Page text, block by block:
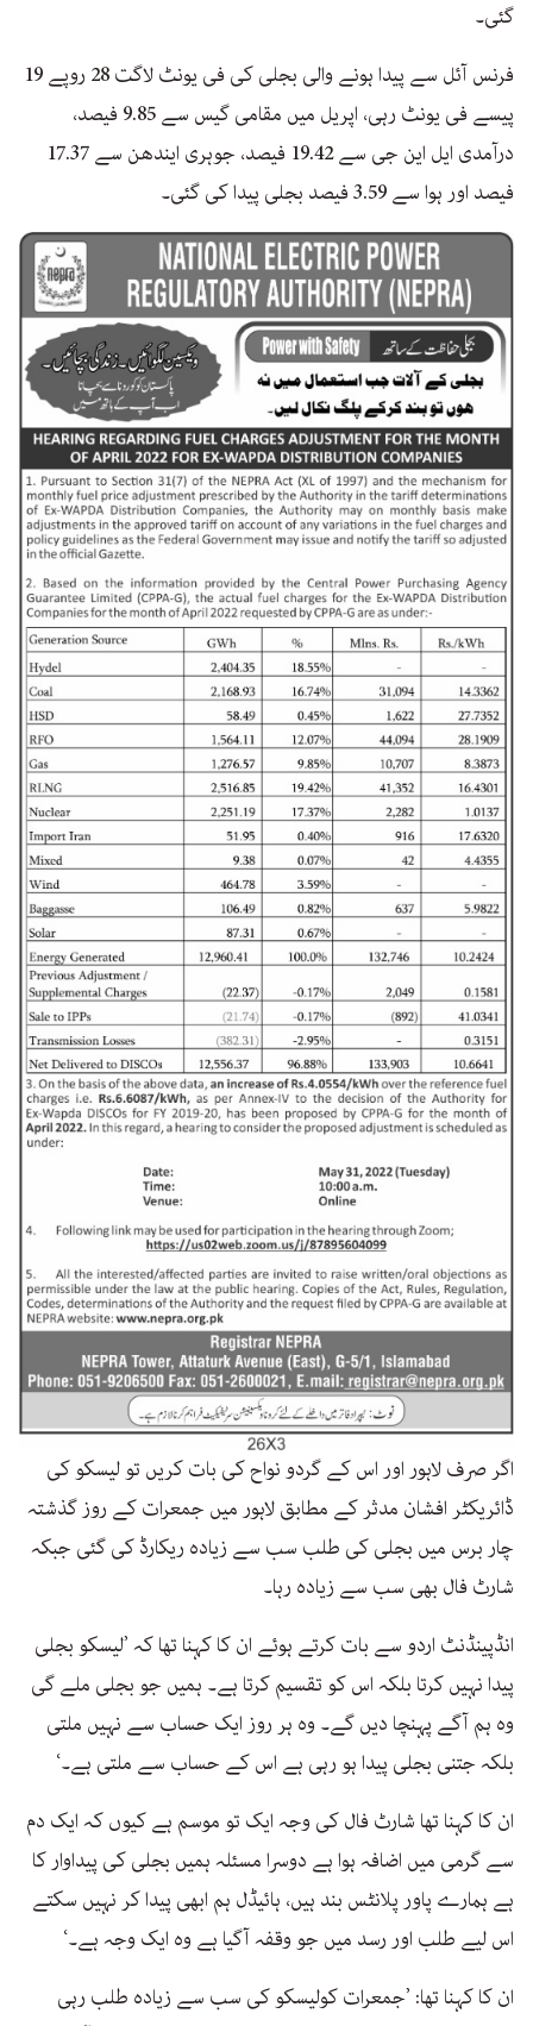
گئی۔
فرنس آئل سے پیدا ہونے والی بجلی کی فی یونٹ لاگت 28 روپے 19
پیسے فی یونٹ رہی، اپریل میں مقامی گیس سے 9.85 فیصد،
درآمدی ایل این جی سے 19.42 فیصد، جوہری ایندھن سے 17.37
فیصد اور ہوا سے 3.59 فیصد بجلی پیدا کی گئی۔
اگر صرف لاہور اور اس کے گردو نواح کی بات کریں تو لیسکو کی
ڈائریکٹر افشان مدثر کے مطابق لاہور میں جمعرات کے روز گذشتہ
چار برس میں بجلی کی طلب سب سے زیادہ ریکارڈ کی گئی جبکہ
شارٹ فال بھی سب سے زیادہ رہا۔
انڈپینڈنٹ اردو سے بات کرتے ہوئے ان کا کہنا تھا کہ ’لیسکو بجلی
پیدا نہیں کرتا بلکہ اس کو تقسیم کرتا ہے۔ ہمیں جو بجلی ملے گی
وہ ہم آگے پہنچا دیں گے۔ وہ ہر روز ایک حساب سے نہیں ملتی
بلکہ جتنی بجلی پیدا ہو رہی ہے اس کے حساب سے ملتی ہے۔‘
ان کا کہنا تھا شارٹ فال کی وجہ ایک تو موسم ہے کیوں کہ ایک دم
سے گرمی میں اضافہ ہوا ہے دوسرا مسئلہ ہمیں بجلی کی پیداوار کا
ہے ہمارے پاور پلانٹس بند ہیں، ہائیڈل ہم ابھی پیدا کر نہیں سکتے
اس لیے طلب اور رسد میں جو وقفہ آگیا ہے وہ ایک وجہ ہے۔‘
ان کا کہنا تھا: ’جمعرات کولیسکو کی سب سے زیادہ طلب رہی